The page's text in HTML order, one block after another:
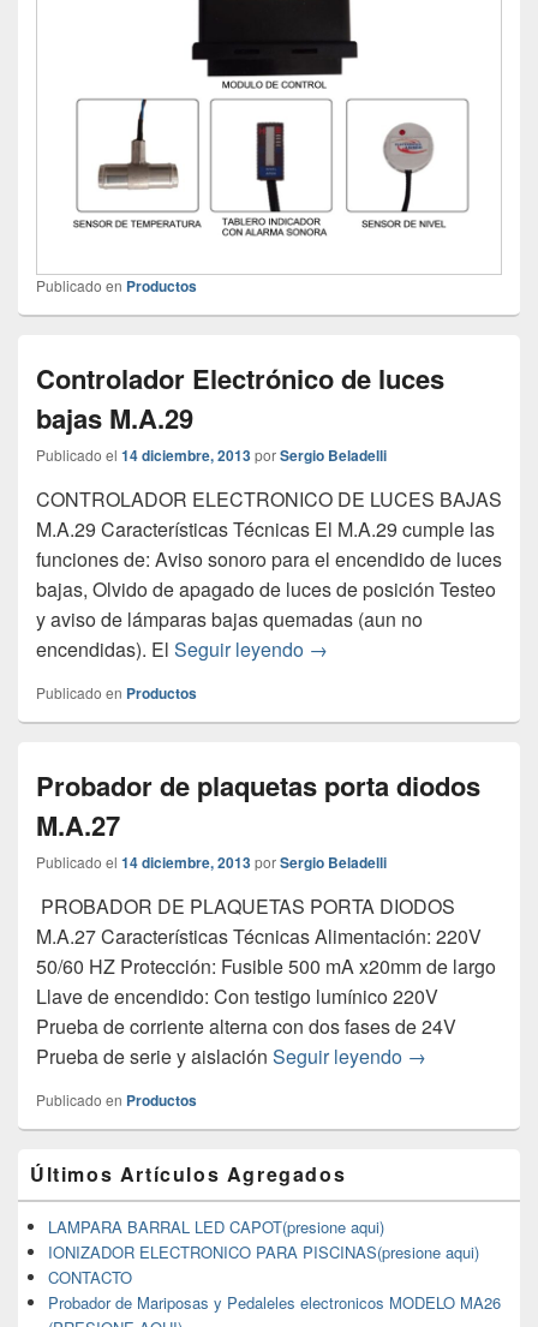
Publicado en Productos
Controlador Electrónico de luces
bajas M.A.29
Publicado el 14 diciembre, 2013porSergio Beladelli
CONTROLADOR ELECTRONICO DE LUCES BAJAS
M.A.29 Características Técnicas El M.A.29 cumple las
funciones de: Aviso sonoro para el encendido de luces
bajas, Olvido de apagado de luces de posición Testeo
y aviso de lámparas bajas quemadas (aun no
encendidas). El Seguir leyendo Controlador Electrónico
→
Publicado en Productos
Probador de plaquetas porta diodos
M.A.27
Publicado el 14 diciembre, 2013porSergio Beladelli
PROBADOR DE PLAQUETAS PORTA DIODOS
M.A.27 Características Técnicas Alimentación: 220V
50/60 HZ Protección: Fusible 500 mA x20mm de largo
Llave de encendido: Con testigo lumínico 220V
Prueba de corriente alterna con dos fases de 24V
Prueba de serie y aislación Seguir leyendo Probador de
→
Publicado en Productos
Sidebar
Widget
Area
Últimos Artículos Agregados
LAMPARA BARRAL LED CAPOT(presione aqui)
IONIZADOR ELECTRONICO PARA PISCINAS(presione aqui)
CONTACTO
Probador de Mariposas y Pedaleles electronicos MODELO MA26